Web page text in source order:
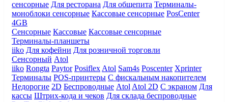
сенсорные Для ресторана Для общепита Терминалы-
моноблоки сенсорные Кассовые сенсорные PosCenter
4GB
Сенсорные Кассовые Кассовые сенсорные
Терминалы-планшеты
iiko Для кофейни Для розничной торговли
Сенсорный Atol
iiko Rongta Paytor Posiflex Atol Sam4s Poscenter Xprinter
Терминалы POS-принтеры С фискальным накопителем
Недорогие 2D Беспроводные Atol Atol 2D С экраном Для
кассы Штрих-кода и чеков Для склада беспроводные